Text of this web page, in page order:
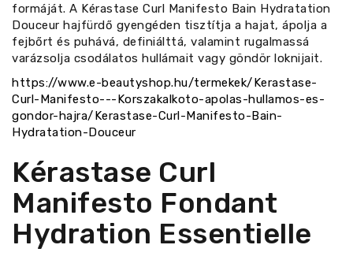
formáját. A Kérastase Curl Manifesto Bain Hydratation
Douceur hajfürdő gyengéden tisztítja a hajat, ápolja a
fejbőrt és puhává, definiálttá, valamint rugalmassá
varázsolja csodálatos hullámait vagy göndör loknijait.
https://www.e-beautyshop.hu/termekek/Kerastase-
Curl-Manifesto---Korszakalkoto-apolas-hullamos-es-
gondor-hajra/Kerastase-Curl-Manifesto-Bain-
Hydratation-Douceur
Kérastase Curl
Manifesto Fondant
Hydration Essentielle